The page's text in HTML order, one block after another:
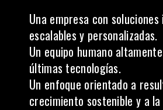
Una empresa con
escalables y personalizadas.
Un equipo humano
últimas tecnologías.
Un enfoque orientado a
crecimiento sostenible y a